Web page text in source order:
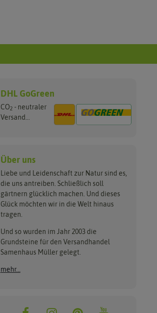
DHL GoGreen
CO2 - neutraler
Versand...
Über uns
Liebe und Leidenschaft zur Natur sind es,
die uns antreiben. Schließlich soll
gärtnern glücklich machen. Und dieses
Glück möchten wir in die Welt hinaus
tragen.
Und so wurden im Jahr 2003 die
Grundsteine für den Versandhandel
Samenhaus Müller gelegt.
mehr...